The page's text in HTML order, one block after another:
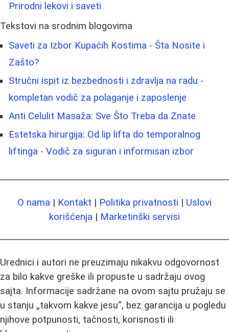
Prirodni lekovi i saveti
Tekstovi na srodnim blogovima
Saveti za Izbor Kupaćih Kostima - Šta Nosite i
Zašto?
Stručni ispit iz bezbednosti i zdravlja na radu -
kompletan vodič za polaganje i zaposlenje
Anti Celulit Masaža: Sve Što Treba da Znate
Estetska hirurgija: Od lip lifta do temporalnog
liftinga - Vodič za siguran i informisan izbor
O nama | Kontakt | Politika privatnosti | Uslovi
korišćenja | Marketinški servisi
Urednici i autori ne preuzimaju nikakvu odgovornost
za bilo kakve greške ili propuste u sadržaju ovog
sajta. Informacije sadržane na ovom sajtu pružaju se
u stanju „takvom kakve jesu“, bez garancija u pogledu
njihove potpunosti, tačnosti, korisnosti ili